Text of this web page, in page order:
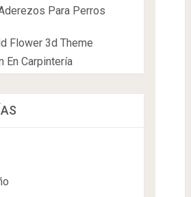
Para Perros
Flower 3d Theme
En Carpintería